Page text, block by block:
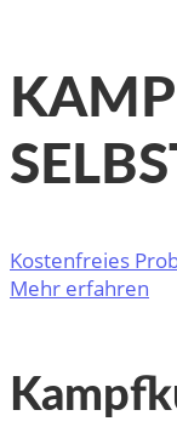
Kostenfreies
Mehr erfahren